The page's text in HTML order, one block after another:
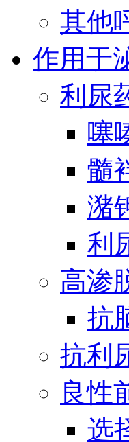
其他
作用于
利尿
噻
髓
潴
利
高渗
抗
抗利
良性
选